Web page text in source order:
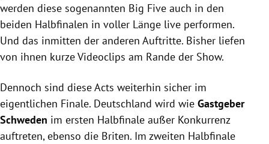
werden diese sogenannten Big Five auch in den
beiden Halbfinalen in voller Länge live performen.
Und das inmitten der anderen Auftritte. Bisher liefen
von ihnen kurze Videoclips am Rande der Show.
Dennoch sind diese Acts weiterhin sicher im
eigentlichen Finale. Deutschland wird wie Gastgeber
Schweden im ersten Halbfinale außer Konkurrenz
auftreten, ebenso die Briten. Im zweiten Halbfinale